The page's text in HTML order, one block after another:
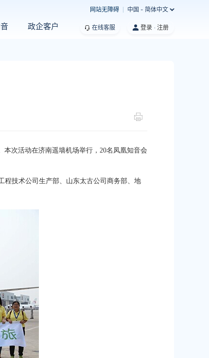
政企客户
网站无障碍 中国 - 简体中文
在线客服 登录 注册
次活动在济南遥墙机场举行，20名凤凰知音会
程技术公司生产部、山东太古公司商务部、地